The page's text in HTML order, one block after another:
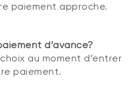
paiement approche.
d’avance?
au moment d’entrer
paiement.